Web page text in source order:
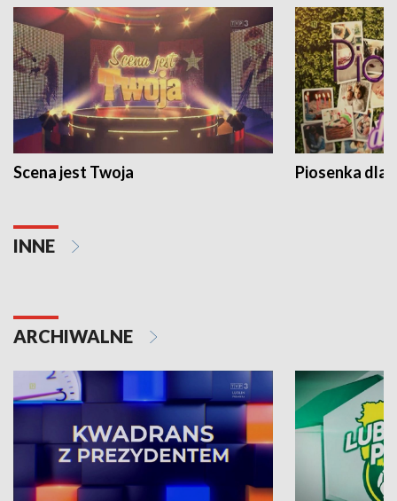
Scena jest Twoja Piosenka dla
INNE
ARCHIWALNE